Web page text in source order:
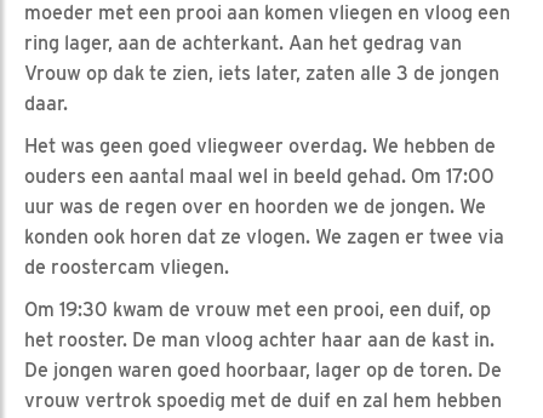
moeder met een prooi aan komen vliegen en vloog een
ring lager, aan de achterkant. Aan het gedrag van
Vrouw op dak te zien, iets later, zaten alle 3 de jongen
daar.
Het was geen goed vliegweer overdag. We hebben de
ouders een aantal maal wel in beeld gehad. Om 17:00
uur was de regen over en hoorden we de jongen. We
konden ook horen dat ze vlogen. We zagen er twee via
de roostercam vliegen.
Om 19:30 kwam de vrouw met een prooi, een duif, op
het rooster. De man vloog achter haar aan de kast in.
De jongen waren goed hoorbaar, lager op de toren. De
vrouw vertrok spoedig met de duif en zal hem hebben